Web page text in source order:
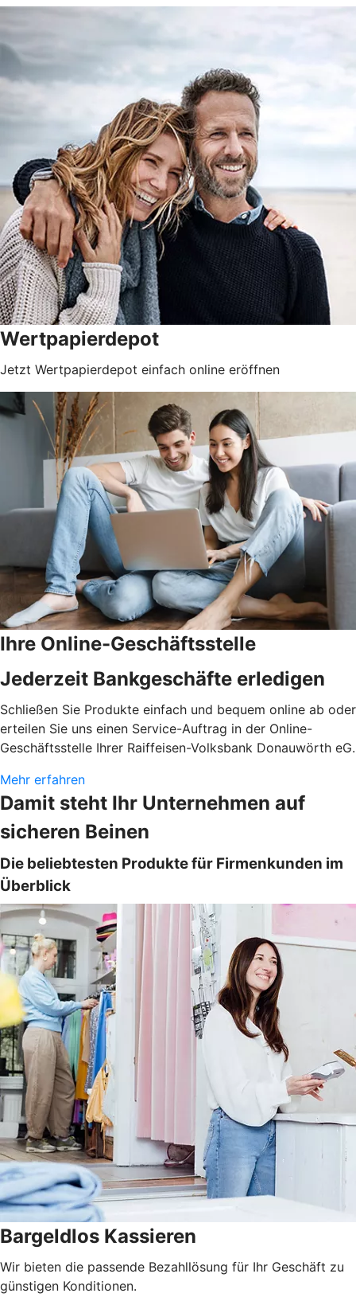
Wertpapierdepot
Jetzt Wertpapierdepot einfach online eröffnen
Ihre Online-Geschäftsstelle
Jederzeit Bankgeschäfte erledigen
Schließen Sie Produkte einfach und bequem online ab oder
erteilen Sie uns einen Service-Auftrag in der Online-
Geschäftsstelle Ihrer Raiffeisen-Volksbank Donauwörth eG.
Mehr erfahren
Damit steht Ihr Unternehmen auf
sicheren Beinen
Die beliebtesten Produkte für Firmenkunden im
Überblick
Bargeldlos Kassieren
Wir bieten die passende Bezahllösung für Ihr Geschäft zu
günstigen Konditionen.